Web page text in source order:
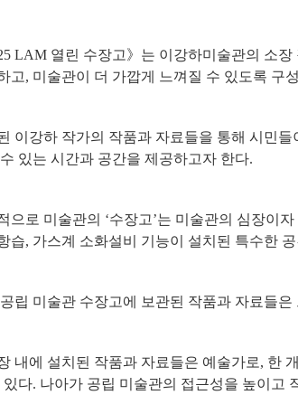
LAM 열린 수장고》는 이강하미술관의 소장
고, 미술관이 더 가깝게 느껴질 수 있도록 구
이강하 작가의 작품과 자료들을 통해 시민들
있는 시간과 공간을 제공하고자 한다.
으로 미술관의 ‘수장고’는 미술관의 심장이
습, 가스계 소화설비 기능이 설치된 특수한
립 미술관 수장고에 보관된 작품과 자료들은
내에 설치된 작품과 자료들은 예술가로, 한
있다. 나아가 공립 미술관의 접근성을 높이고